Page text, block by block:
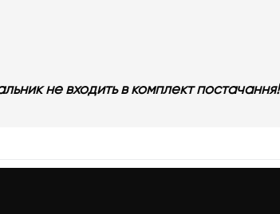
не входить в комплект постачання!